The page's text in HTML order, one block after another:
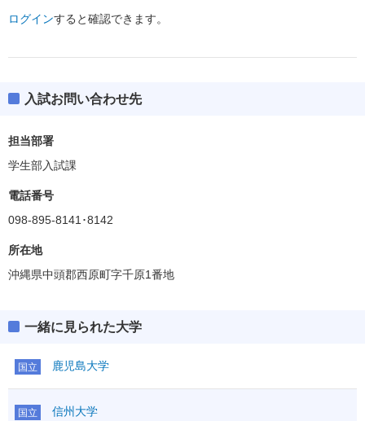
ログインすると確認できます。
入試お問い合わせ先
担当部署
学生部入試課
電話番号
098-895-8141･8142
所在地
沖縄県中頭郡西原町字千原1番地
一緒に見られた大学
国立 鹿児島大学
国立 信州大学